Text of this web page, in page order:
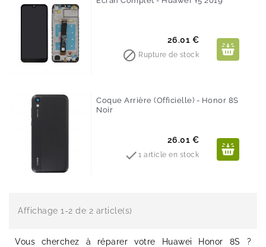
Prix
26.01 €
 Rupture de stock
Coque Arrière (Officielle) - Honor 8S
Noir
Prix
26.01 €
1 article en stock
Affichage 1-2 de 2 article(s)
Vous cherchez à réparer votre Huawei Honor 8S ?